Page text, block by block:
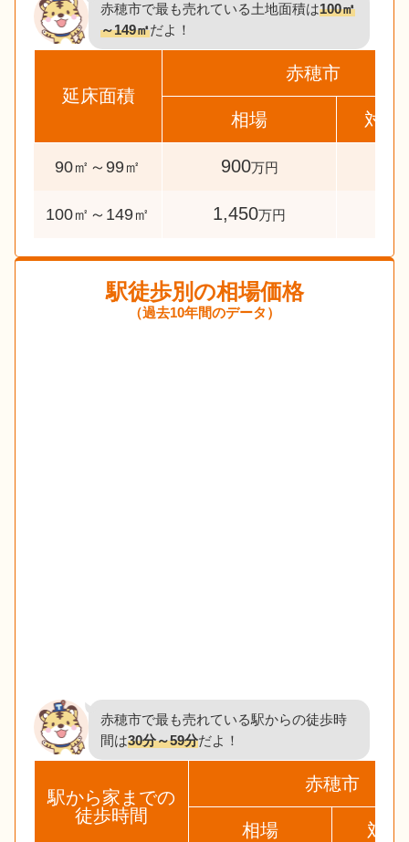
赤穂市で最も売れている土地面積は100㎡
～149㎡だよ！
延床面積
赤穂市
相場 対象
90㎡～99㎡ 900万円
100㎡～149㎡ 1,450万円
駅徒歩別の相場価格
（過去10年間のデータ）
赤穂市で最も売れている駅からの徒歩時
間は30分～59分だよ！
駅から家までの
徒歩時間
赤穂市
相場 対象